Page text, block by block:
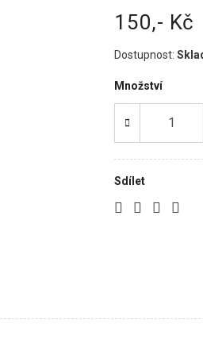
150,- Kč
Dostupnost:
Množství
Sdílet